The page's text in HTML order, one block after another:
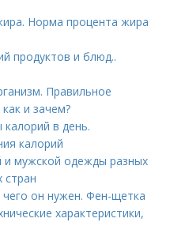
Норма процента жира
продуктов и блюд..
Правильное
и зачем?
в день.
калорий
и мужской одежды разных
стран
он нужен. Фен-щетка
характеристики,